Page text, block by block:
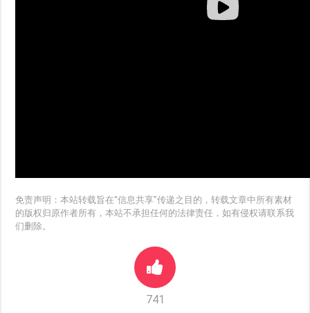
免责声明：本站转载旨在“信息共享”传递之目的，转载文章中所有素材
的版权归原作者所有，本站不承担任何的法律责任，如有侵权请联系我
们删除。
741